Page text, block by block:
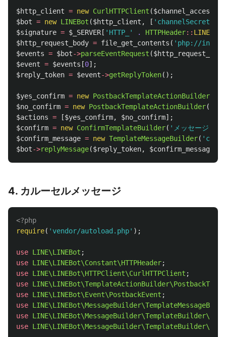
$http_client = new CurlHTTPClient (
$bot = new LINEBot ($http_client , [ 'channelSecret'
$signature = $_SERVER [ 'HTTP_' . HTTPHeader::
$http_request_body = file_get_contents ( 'php://input'
$events = $bot->parseEventRequest ($http_request_body
$event = $events [0];
$reply_token = $event->getReplyToken();
$yes_confirm = new PostbackTemplateActionBuilder
$no_confirm = new PostbackTemplateActionBuilder(
$actions = [$yes_confirm, $no_confirm];
$confirm = new ConfirmTemplateBuilder( 'メッセージ'
$confirm_message = new TemplateMessageBuilder(
$bot->replyMessage($reply_token, $confirm_message
4. カルーセルメッセージ
<?php
require( 'vendor/autoload.php' );
use LINE\LINEBot ;
use LINE\LINEBot\Constant\HTTPHeader;
use LINE\LINEBot\HTTPClient\CurlHTTPClient ;
use
use LINE\LINEBot\Event\PostbackEvent ;
use
use
use